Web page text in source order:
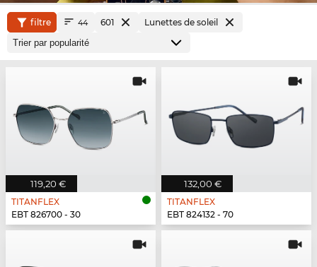
filtre 44 601 Lunettes de soleil
119,20 €
TITANFLEX
EBT 826700 - 30
132,00 €
TITANFLEX
EBT 824132 - 70